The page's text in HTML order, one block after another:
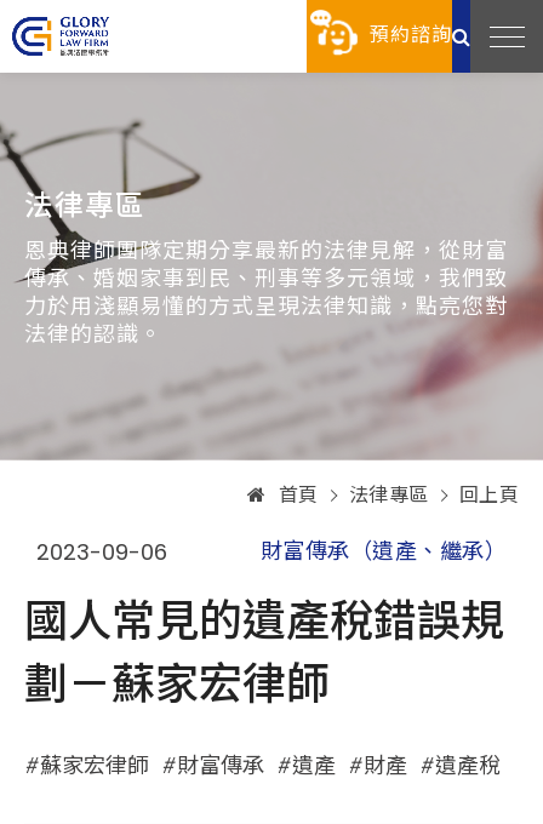
預約諮詢
法律專區
恩典律師團隊定期分享最新的法律見解，從財富
傳承、婚姻家事到民、刑事等多元領域，我們致
力於用淺顯易懂的方式呈現法律知識，點亮您對
法律的認識。
首頁 法律專區 回上頁
2023-09-06 財富傳承（遺產、繼承）
國人常見的遺產稅錯誤規
劃－蘇家宏律師
蘇家宏律師 財富傳承 遺產 財產 遺產稅